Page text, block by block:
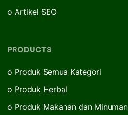
o Artikel SEO
PRODUCTS
o Produk Semua Kategori
o Produk Herbal
o Produk Makanan dan Minuman